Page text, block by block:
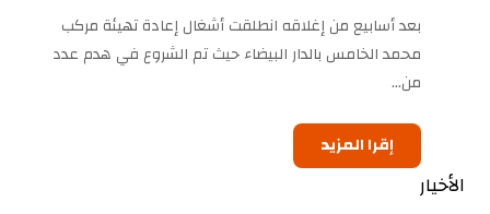
بعد أسابيع من إغلاقه انطلقت أشغال إعادة تهيئة مركب
محمد الخامس بالدار البيضاء حيث تم الشروع في هدم عدد
من…
إقرا المزيد
الأخيار